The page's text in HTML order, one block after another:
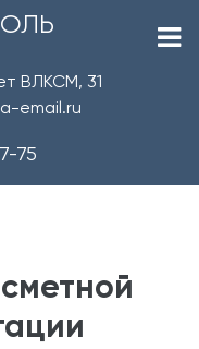
ВЛКСМ, 31
email.ru
75